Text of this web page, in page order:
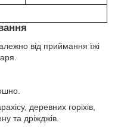
від приймання їжі
деревних горіхів,
та дріжджів.